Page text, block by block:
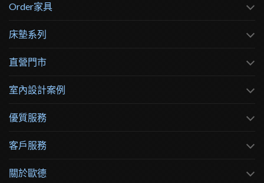
Order家具
床墊系列
直營門市
室內設計案例
優質服務
客戶服務
關於歐德